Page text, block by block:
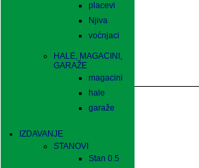
placevi
Njiva
voćnjaci
HALE, MAGACINI,
GARAŽE
magacini
hale
garaže
IZDAVANJE
STANOVI
Stan 0.5